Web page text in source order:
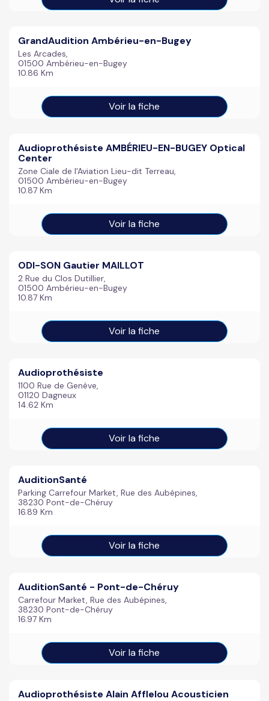
GrandAudition Ambérieu-en-Bugey
Les Arcades,
01500 Ambérieu-en-Bugey
10.86 Km
Voir la fiche
Audioprothésiste AMBÉRIEU-EN-BUGEY Optical
Center
Zone Ciale de l'Aviation Lieu-dit Terreau,
01500 Ambérieu-en-Bugey
10.87 Km
Voir la fiche
ODI-SON Gautier MAILLOT
2 Rue du Clos Dutillier,
01500 Ambérieu-en-Bugey
10.87 Km
Voir la fiche
Audioprothésiste
1100 Rue de Genève,
01120 Dagneux
14.62 Km
Voir la fiche
AuditionSanté
Parking Carrefour Market, Rue des Aubépines,
38230 Pont-de-Chéruy
16.89 Km
Voir la fiche
AuditionSanté - Pont-de-Chéruy
Carrefour Market, Rue des Aubépines,
38230 Pont-de-Chéruy
16.97 Km
Voir la fiche
Audioprothésiste Alain Afflelou Acousticien